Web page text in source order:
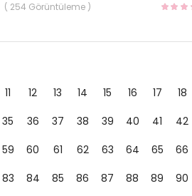
( 254 Görüntüleme )
11 12 13 14 15 16 17 18
35 36 37 38 39 40 41 42
59 60 61 62 63 64 65 66
83 84 85 86 87 88 89 90